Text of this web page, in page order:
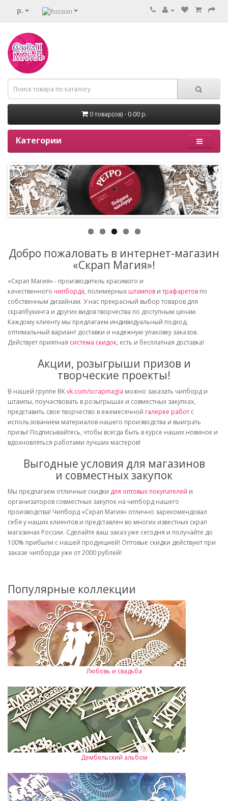
р.
0 товар(ов) - 0.00 р.
Категории
Добро пожаловать в интернет-магазин
«Скрап Магия»!
«Скрап Магия» - производитель красивого и
качественного чипборда, полимерных штампов итрафаретов по
собственным дизайнам. У нас прекрасный выбор товаров для
скрапбукинга и других видов творчества по доступным ценам.
Каждому клиенту мы предлагаем индивидуальный подход,
оптимальный вариант доставки и надежную упаковку заказов.
Действует приятная система скидок, есть и бесплатная доставка!
Акции, розыгрыши призов и
творческие проекты!
В нашей группе ВКvk.com/scrapmagia можно заказать чипборд и
штампы, поучаствовать в розыгрышах и совместных закупках,
представить свое творчество в ежемесячной галерее работ с
использованием материалов нашего производства и выиграть
призы! Подписывайтесь, чтобы всегда быть в курсе наших новинок и
вдохновляться работами лучших мастеров!
Выгодные условия для магазинов
и совместных закупок
Мы предлагаем отличные скидки для оптовых покупателей и
организаторов совместных закупок на чипборд нашего
производства! Чипборд «Скрап Магия» отлично зарекомендовал
себя у наших клиентов и представлен во многих известных скрап
магазинах России. Сделайте ваш заказ уже сегодня и получайте до
100% прибыли с нашей продукцией! Оптовые скидки действуют при
заказе чипборда уже от 2000 рублей!
Популярные коллекции
Любовь и свадьба
Дембельский альбом